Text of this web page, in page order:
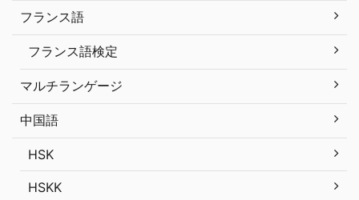
フランス語
フランス語検定
マルチランゲージ
中国語
HSK
HSKK